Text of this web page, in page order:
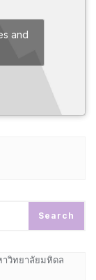
and
วิทยาลัยมหิดล